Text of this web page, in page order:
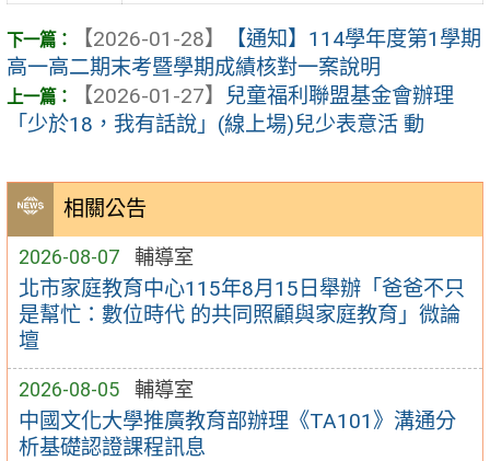
相關公告
2026-08-07 輔導室
北市家庭教育中心115年8月15日舉辦「爸爸不只
是幫忙：數位時代 的共同照顧與家庭教育」微論
壇
2026-08-05 輔導室
中國文化大學推廣教育部辦理《TA101》溝通分
析基礎認證課程訊息
【2026-01-28】
【通知】114學年度第1學期
高一高二期末考暨學期成績核對一案說明
【2026-01-27】 兒童福利聯盟基金會辦理
「少於18，我有話說」(線上場)兒少表意活 動